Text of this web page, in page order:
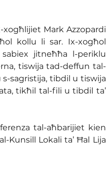
Mark Azzopardi
kollu li sar. Ix-xogħol
jitneħħa l-periklu
tiswija tad-deffun tal-
sagristija, tibdil u tiswija
tikħil tal-fili u tibdil ta’
tal-aħbarijiet kien
Kunsill Lokali ta’ Ħal Lija